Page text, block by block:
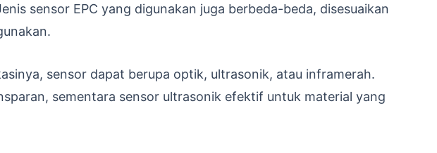
sensor EPC yang digunakan juga berbeda-beda, disesuaikan
sensor dapat berupa optik, ultrasonik, atau inframerah.
sementara sensor ultrasonik efektif untuk material yang